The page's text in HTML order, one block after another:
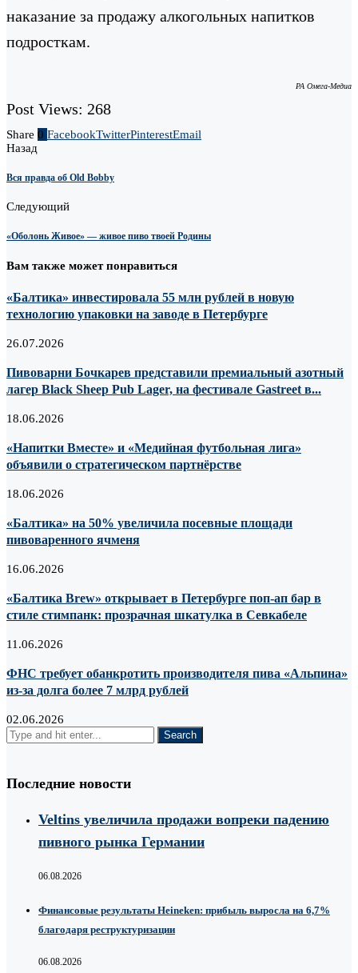
наказание за продажу алкогольных напитков
подросткам.
РА Омега-Медиа
Post Views: 268
Share 0 FacebookTwitterPinterestEmail
Назад
Вся правда об Old Bobby
Следующий
«Оболонь Живое» — живое пиво твоей Родины
Вам также может понравиться
«Балтика» инвестировала 55 млн рублей в новую
технологию упаковки на заводе в Петербурге
26.07.2026
Пивоварни Бочкарев представили премиальный азотный
лагер Black Sheep Pub Lager, на фестивале Gastreet в...
18.06.2026
«Напитки Вместе» и «Медийная футбольная лига»
объявили о стратегическом партнёрстве
18.06.2026
«Балтика» на 50% увеличила посевные площади
пивоваренного ячменя
16.06.2026
«Балтика Brew» открывает в Петербурге поп-ап бар в
стиле стимпанк: прозрачная шкатулка в Севкабеле
11.06.2026
ФНС требует обанкротить производителя пива «Альпина»
из-за долга более 7 млрд рублей
02.06.2026
Последние новости
Veltins увеличила продажи вопреки падению
пивного рынка Германии
06.08.2026
Финансовые результаты Heineken: прибыль выросла на 6,7%
благодаря реструктуризации
06.08.2026